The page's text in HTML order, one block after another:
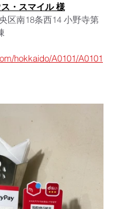
・スマイル 様
区南18条西14 小野寺第
hokkaido/A0101/A0101